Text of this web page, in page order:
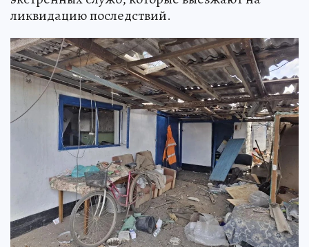
ликвидацию последствий.